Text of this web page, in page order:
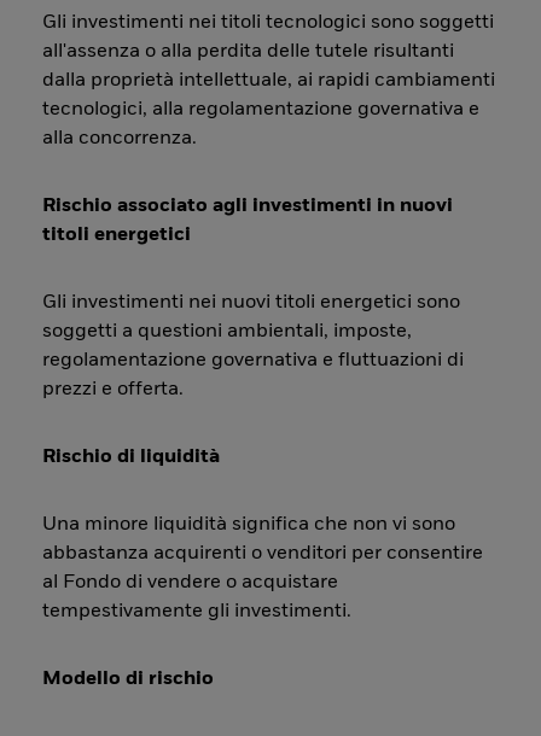
Gli investimenti nei titoli tecnologici sono soggetti
all'assenza o alla perdita delle tutele risultanti
dalla proprietà intellettuale, ai rapidi cambiamenti
tecnologici, alla regolamentazione governativa e
alla concorrenza.
Rischio associato agli investimenti in nuovi
titoli energetici
Gli investimenti nei nuovi titoli energetici sono
soggetti a questioni ambientali, imposte,
regolamentazione governativa e fluttuazioni di
prezzi e offerta.
Rischio di liquidità
Una minore liquidità significa che non vi sono
abbastanza acquirenti o venditori per consentire
al Fondo di vendere o acquistare
tempestivamente gli investimenti.
Modello di rischio